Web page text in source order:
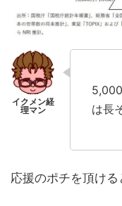
は長
応援のポチを頂ける